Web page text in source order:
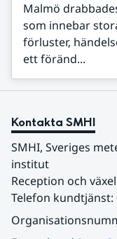
Malmö
som innebar
förluster,
ett föränd...
Kontakta SMHI
SMHI, Sveriges
institut
Reception och
Telefon kundtjänst: